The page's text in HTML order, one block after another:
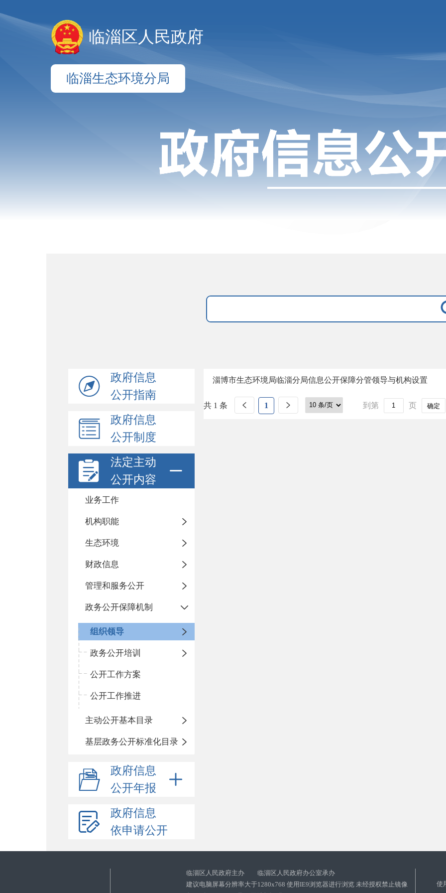
临淄区人民政府
临淄生态环境分局
政府信息
公开指南
政府信息
公开制度
法定主动
公开内容
业务工作
机构职能
生态环境
财政信息
管理和服务公开
政务公开保障机制
组织领导
政务公开培训
公开工作方案
公开工作推进
主动公开基本目录
基层政务公开标准化目录
政府信息
公开年报
政府信息
依申请公开
淄博市生态环境局临淄分局信息公开保障分管领导与机构设置
共 1 条 1 到第 页 确定
临淄区人民政府主办 临淄区人民政府办公室承办
建议电脑屏幕分辨率大于1280x768 使用IE9浏览器进行浏览 未经授权禁止镜像
使